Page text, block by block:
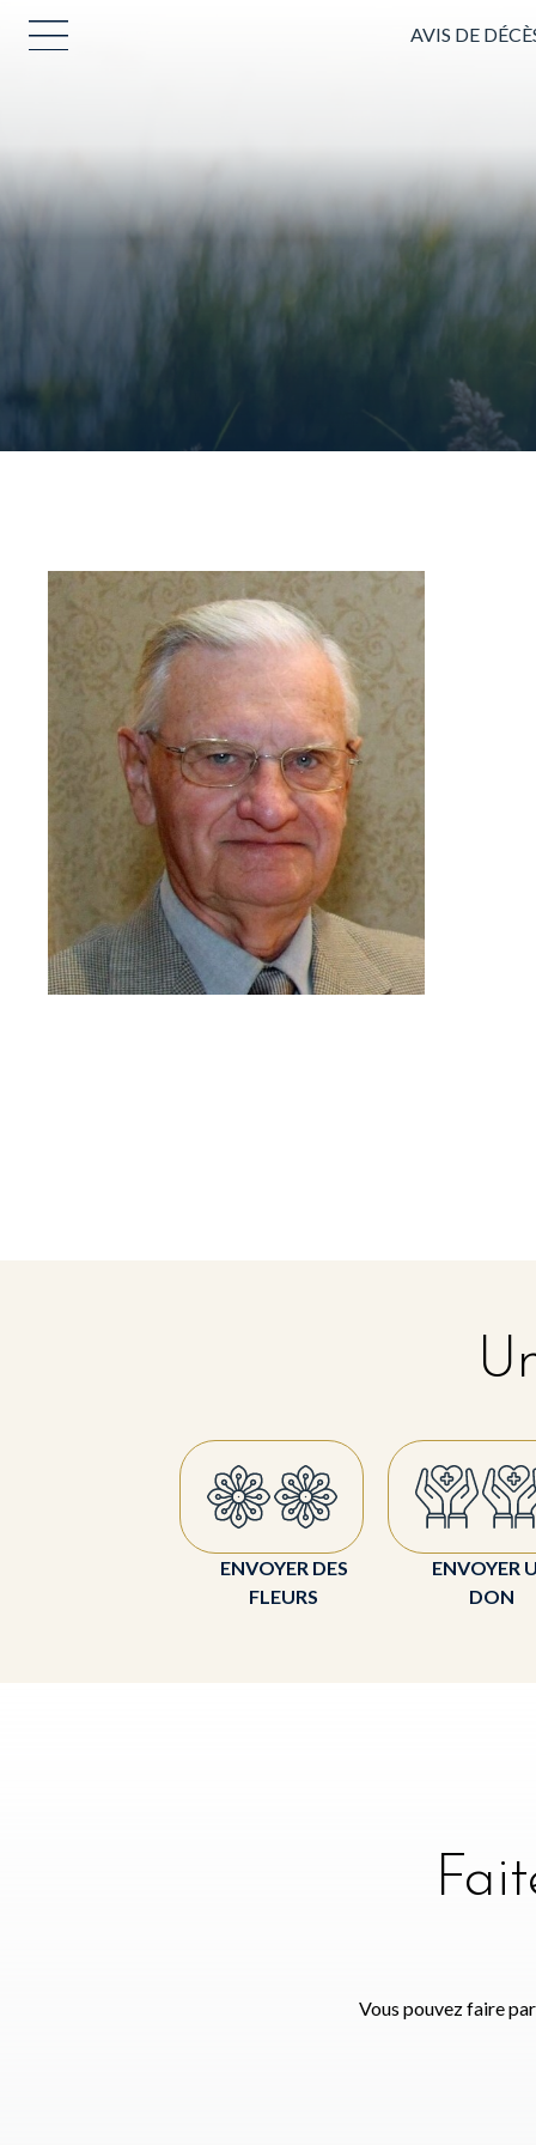
AVIS DE
ENVOYER DES
FLEURS
ENVOYER
DON
Vous pouvez faire